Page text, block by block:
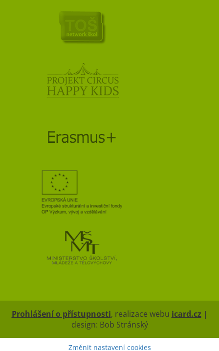
Prohlášení o přístupnosti, realizace webu icard.cz|
design: Bob Stránský
Změnit nastavení cookies